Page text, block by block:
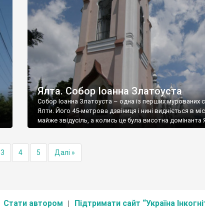
Ялта. Собор Іоанна Златоуста
Собор Іоанна Златоуста – одна із перших мурованих
Ялти. Його 45-метрова дзвіниця і нині видніється в
майже звідусіль, а колись це була висотна домінанта
3 4 5 Далі »
Стати автором Підтримати сайт “Україна